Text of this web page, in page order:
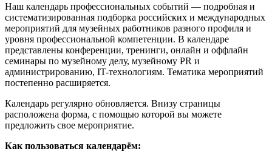
Наш календарь профессиональных событий — подробная и
систематизированная подборка российских и международных
мероприятий для музейных работников разного профиля и
уровня профессиональной компетенции. В календаре
представлены конференции, тренинги, онлайн и оффлайн
семинары по музейному делу, музейному PR и
администрированию, IT-технологиям. Тематика мероприятий
постепенно расширяется.
Календарь регулярно обновляется. Внизу страницы
расположена форма, с помощью которой вы можете
предложить свое мероприятие.
Как пользоваться календарём: